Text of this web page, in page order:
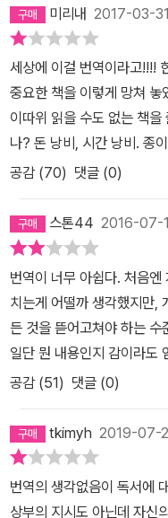
미리내 2017-03-31
세상에 이걸 번역이라고!!!!
중요한 책을 이렇게 망쳐
이따위 읽을 수도 없는 책
나? 돈 낭비, 시간 낭비. 종
공감 (70) 댓글 (0)
스톤44 2016-07-
번역이 너무 아쉽다. 처음
치는게 어떨까 생각했지만,
든 것을 뜯어고쳐야 하는
일단 뭔 내용인지 감이라도
공감 (51) 댓글 (0)
tkimyh 2019-07-
번역의 생각없음이 독서에
상부의 지시도 아닌데 자신